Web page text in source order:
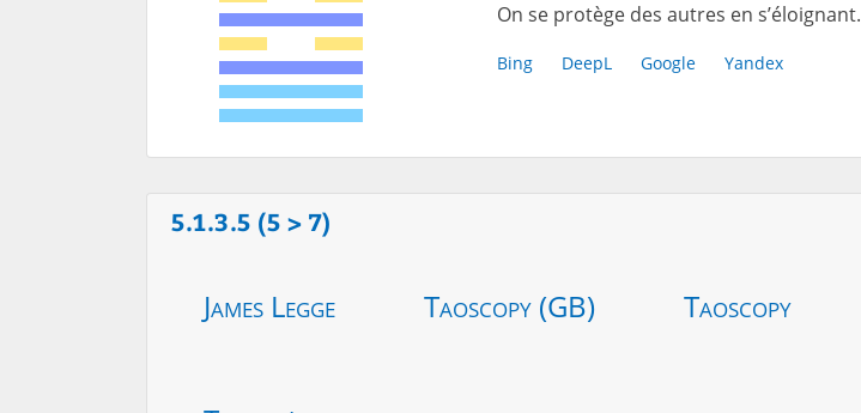
On se protège des autres en s’éloignant.
Bing DeepL Google Yandex
5.1.3.5 (5 > 7)
James Legge Taoscopy (GB) Taoscopy